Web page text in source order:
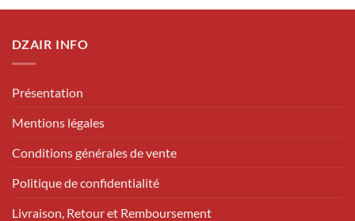
DZAIR INFO
Présentation
Mentions légales
Conditions générales de vente
Politique de confidentialité
Livraison, Retour et Remboursement